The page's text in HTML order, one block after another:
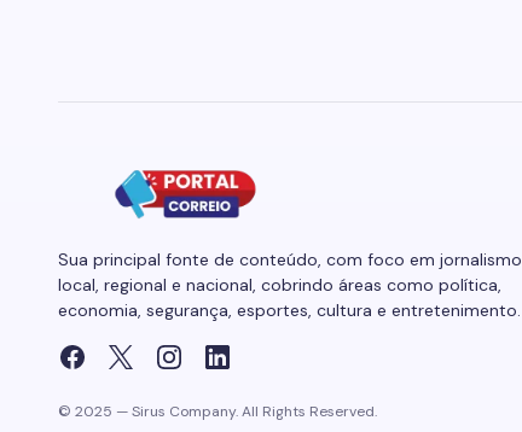
Sua principal fonte de conteúdo, com foco em jornalismo
local, regional e nacional, cobrindo áreas como política,
economia, segurança, esportes, cultura e entretenimento.
© 2025 — Sirus Company. All Rights Reserved.